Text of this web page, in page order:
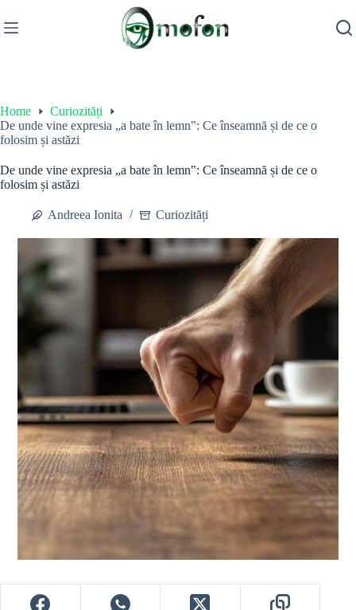
to
content
Home
Curiozități
De unde vine expresia „a bate în lemn‟: Ce înseamnă și de ce o
folosim și astăzi
De unde vine expresia „a bate în lemn‟: Ce înseamnă și de ce o
folosim și astăzi
Andreea Ionita Curiozități